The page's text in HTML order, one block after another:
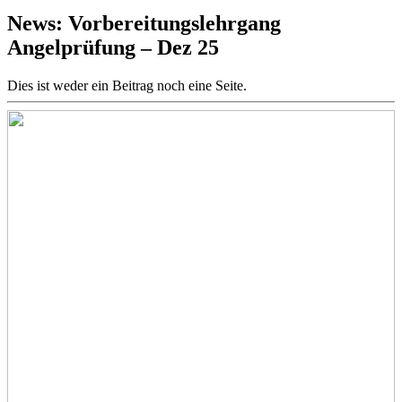
News: Vorbereitungslehrgang
Angelprüfung – Dez 25
Dies ist weder ein Beitrag noch eine Seite.